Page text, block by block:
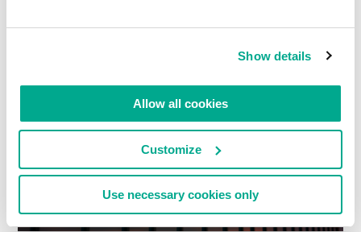
Show details
Allow all cookies
Customize
Use necessary cookies only